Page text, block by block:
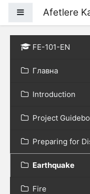
Страничен панел
Afetlere
FE-101-EN
Главна
Introduction
Project
Preparing for
Earthquake
Fire